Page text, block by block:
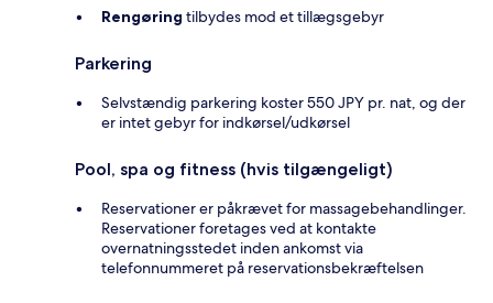
Rengøring tilbydes mod et tillægsgebyr
Parkering
Selvstændig parkering koster 550 JPY pr. nat, og der
er intet gebyr for indkørsel/udkørsel
Pool, spa og fitness (hvis tilgængeligt)
Reservationer er påkrævet for massagebehandlinger.
Reservationer foretages ved at kontakte
overnatningsstedet inden ankomst via
telefonnummeret på reservationsbekræftelsen